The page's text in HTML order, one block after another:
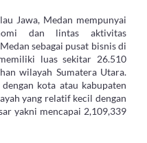
Jawa, Medan mempunyai
dan lintas aktivitas
sebagai pusat bisnis di
luas sekitar 26.510
wilayah Sumatera Utara.
kota atau kabupaten
yang relatif kecil dengan
yakni mencapai 2,109,339